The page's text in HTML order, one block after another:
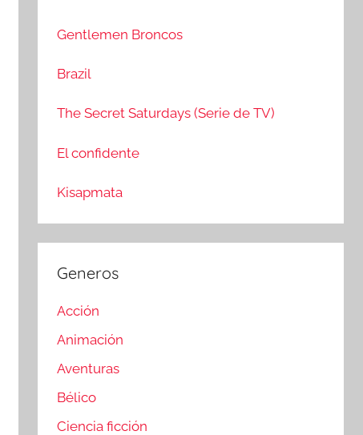
:Gentlemen Broncos
Brazil
The Secret Saturdays (Serie de TV)
El confidente
Kisapmata
Generos
Acción
Animación
Aventuras
Bélico
Ciencia ficción